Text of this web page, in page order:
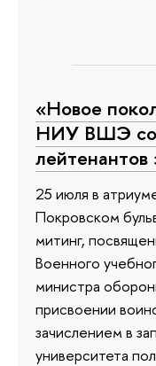
«Новое
НИУ ВШЭ
лейтенантов
25 июля в
Покровском
митинг,
Военного
министра
присвоении
зачислением в
университета